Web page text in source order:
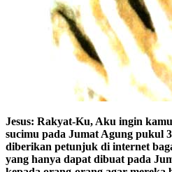
Jesus: Rakyat-Ku, Aku ingin
sucimu pada Jumat Agung pukul
diberikan petunjuk di internet
yang hanya dapat dibuat pada